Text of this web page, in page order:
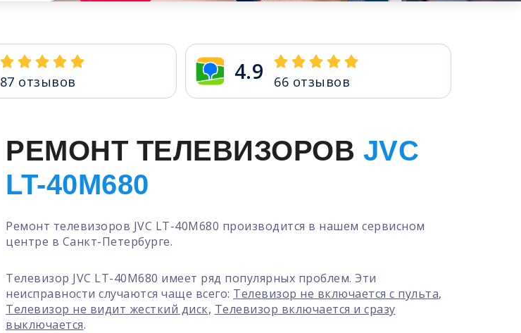
87 отзывов 4.9 66 отзывов
РЕМОНТ ТЕЛЕВИЗОРОВ JVC
LT-40M680
Ремонт телевизоров JVC LT-40M680 производится в нашем сервисном
центре в Санкт-Петербурге.
Телевизор JVC LT-40M680 имеет ряд популярных проблем. Эти
неисправности случаются чаще всего: Телевизор не включается с пульта,
Телевизор не видит жесткий диск, Телевизор включается и сразу
выключается.